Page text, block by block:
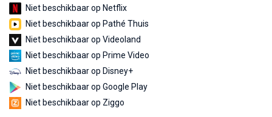
Niet beschikbaar op Netflix
Niet beschikbaar op Pathé Thuis
Niet beschikbaar op Videoland
Niet beschikbaar op Prime Video
Niet beschikbaar op Disney+
Niet beschikbaar op Google Play
Niet beschikbaar op Ziggo